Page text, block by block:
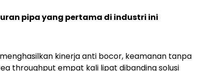
pipa yang pertama di industri ini
menghasilkan kinerja anti bocor, keamanan tanpa
throughput empat kali lipat dibanding solusi